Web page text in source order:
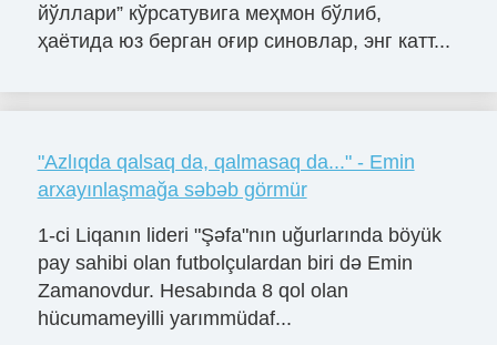
йўллари” кўрсатувига меҳмон бўлиб,
ҳаётида юз берган оғир синовлар, энг катт...
"Azlıqda qalsaq da, qalmasaq da..." - Emin
arxayınlaşmağa səbəb görmür
1-ci Liqanın lideri "Şəfa"nın uğurlarında böyük
pay sahibi olan futbolçulardan biri də Emin
Zamanovdur. Hesabında 8 qol olan
hücumameyilli yarımmüdaf...